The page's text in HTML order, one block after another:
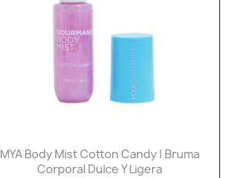
Vista rápida
MYA Body Mist Cotton Candy | Bruma
Corporal Dulce Y Ligera